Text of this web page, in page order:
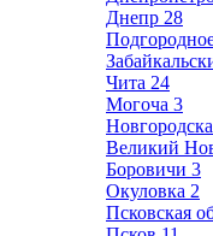
Днепр 28
Чита 24
Могоча 3
Великий
Боровичи 3
Окуловка 2
Псковская